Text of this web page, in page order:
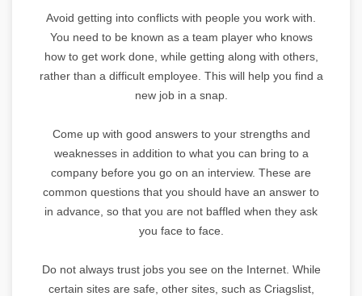
Avoid getting into conflicts with people you work with.
You need to be known as a team player who knows
how to get work done, while getting along with others,
rather than a difficult employee. This will help you find a
new job in a snap.
Come up with good answers to your strengths and
weaknesses in addition to what you can bring to a
company before you go on an interview. These are
common questions that you should have an answer to
in advance, so that you are not baffled when they ask
you face to face.
Do not always trust jobs you see on the Internet. While
certain sites are safe, other sites, such as Criagslist,